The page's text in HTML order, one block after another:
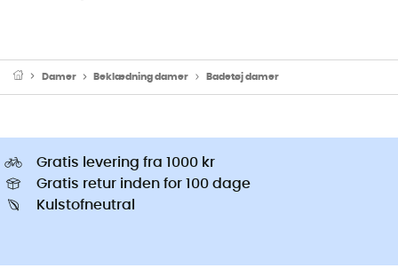
Damer Beklædning damer Badetøj damer
Gratis levering fra 1000 kr
Gratis retur inden for 100 dage
Kulstofneutral